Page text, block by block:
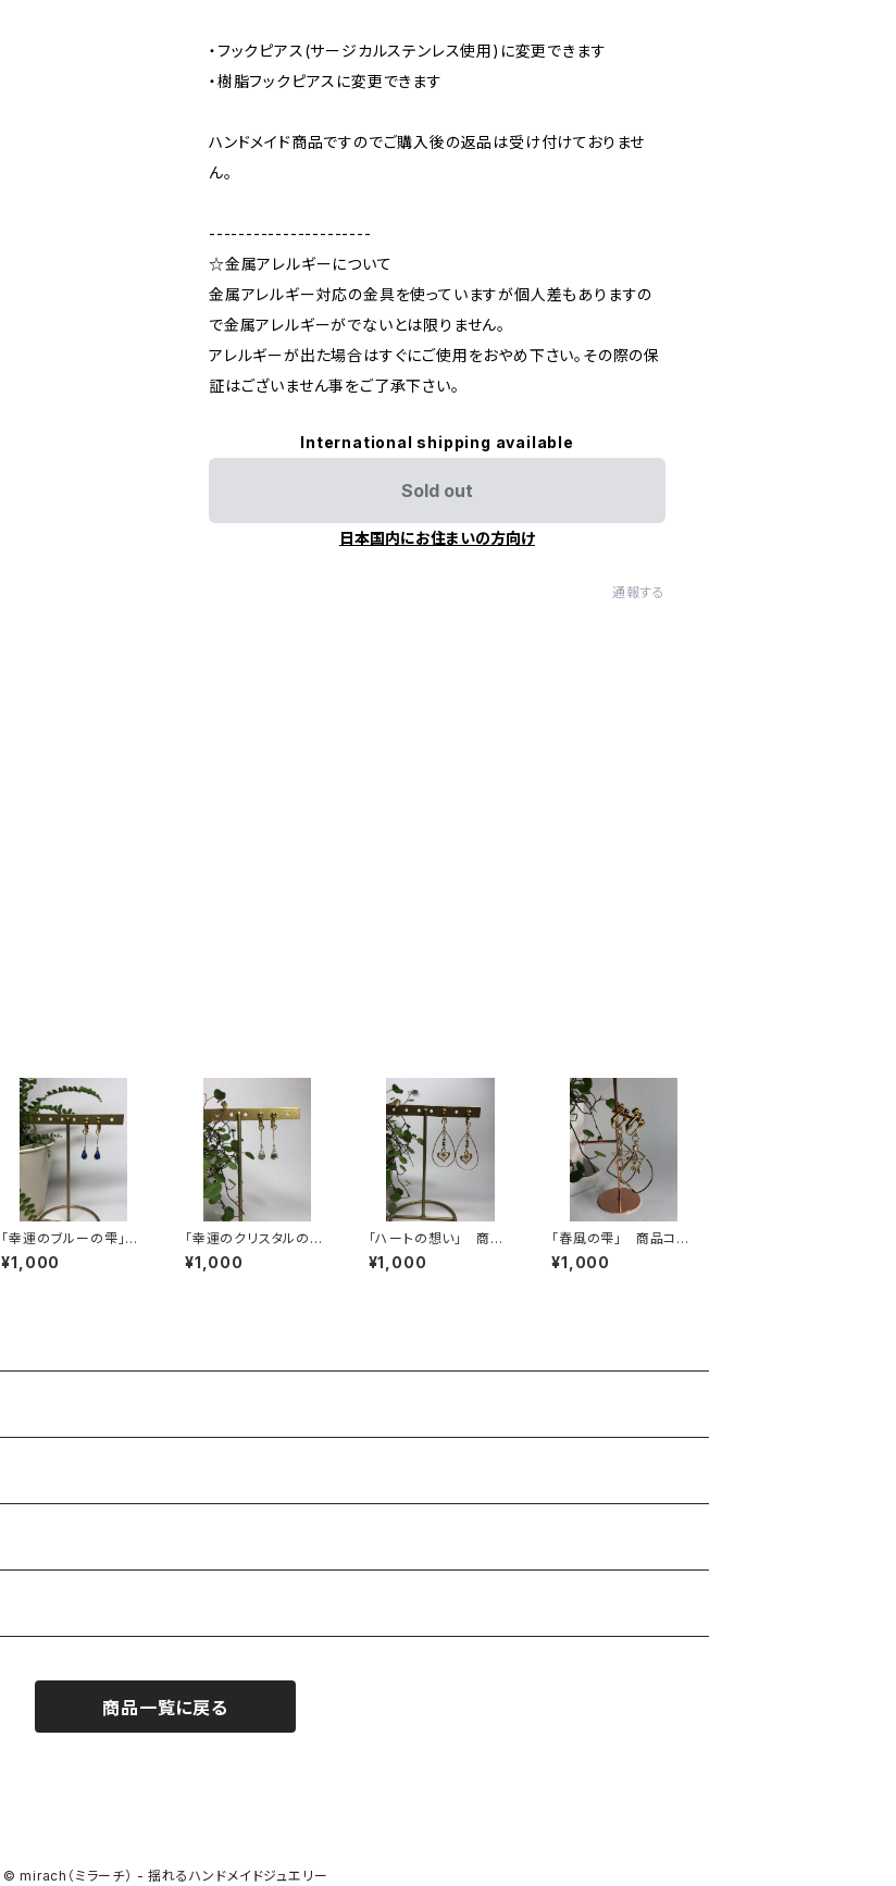
・フックピアス(サージカルステンレス使用)に変更できます
・樹脂フックピアスに変更できます
ハンドメイド商品ですのでご購入後の返品は受け付けておりませ
ん。
----------------------
☆金属アレルギーについて
金属アレルギー対応の金具を使っていますが個人差もありますの
で金属アレルギーがでないとは限りません。
アレルギーが出た場合はすぐにご使用をおやめ下さい。その際の保
証はございません事をご了承下さい。
International shipping available
Sold out
日本国内にお住まいの方向け
通報する
「幸運のブルーの雫」
商品コード: MJ072
ハンドメイドイヤリング
¥1,000
「幸運のクリスタルの
涙 商品コード: MJ07
3 ハンドメイドイヤリ
¥1,000
「ハートの想い」 商品
コード: MJ024 ハン
ドメイドイヤリング揺れ
¥1,000
「春風の雫」 商品コー
ド: MJ052 ハンドメ
イドイヤリング揺れる春
¥1,000
商品一覧に戻る
© mirach（ミラーチ） - 揺れるハンドメイドジュエリー